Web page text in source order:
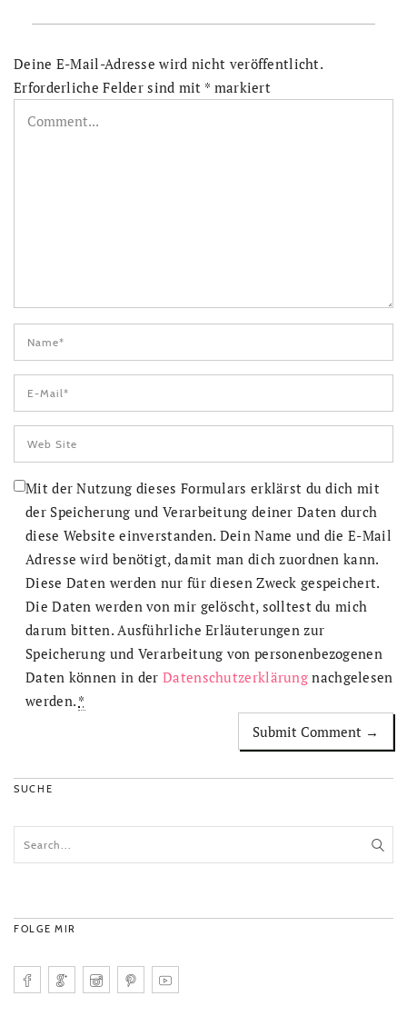
Deine E-Mail-Adresse wird nicht veröffentlicht.
Erforderliche Felder sind mit * markiert
Mit der Nutzung dieses Formulars erklärst du dich mit
der Speicherung und Verarbeitung deiner Daten durch
diese Website einverstanden. Dein Name und die E-Mail
Adresse wird benötigt, damit man dich zuordnen kann.
Diese Daten werden nur für diesen Zweck gespeichert.
Die Daten werden von mir gelöscht, solltest du mich
darum bitten. Ausführliche Erläuterungen zur
Speicherung und Verarbeitung von personenbezogenen
Daten können in derDatenschutzerklärung nachgelesen
werden. *
SUCHE
FOLGE MIR